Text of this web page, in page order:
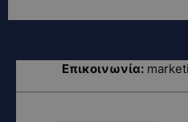
Επικοινωνία: